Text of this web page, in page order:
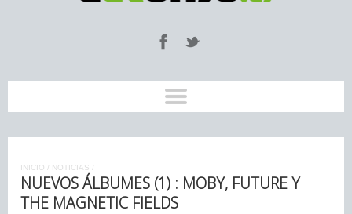
INICIO / NOTICIAS /
NUEVOS ÁLBUMES (1) : MOBY, FUTURE Y
THE MAGNETIC FIELDS